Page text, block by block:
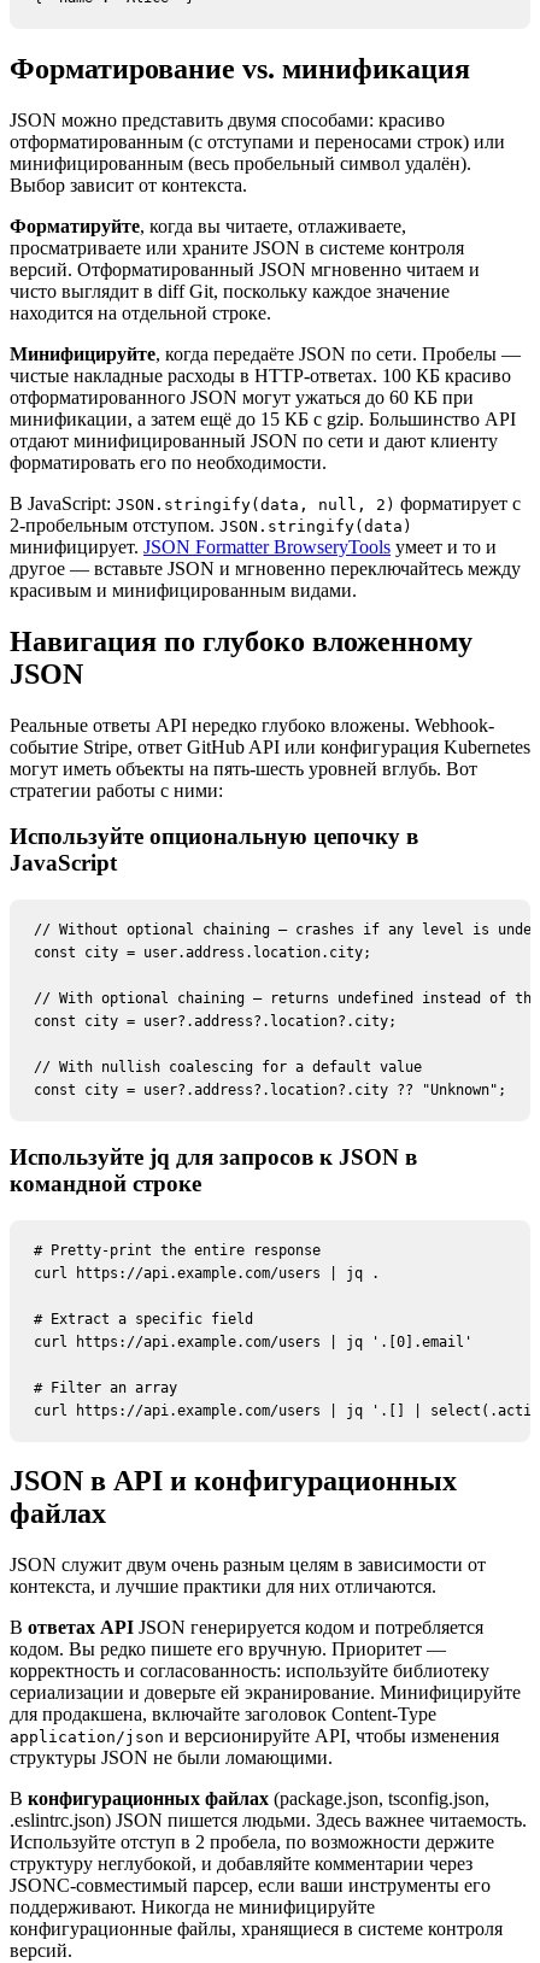
Форматирование vs. минификация
JSON можно представить двумя способами: красиво
отформатированным (с отступами и переносами строк) или
минифицированным (весь пробельный символ удалён).
Выбор зависит от контекста.
Форматируйте, когда вы читаете, отлаживаете,
просматриваете или храните JSON в системе контроля
версий. Отформатированный JSON мгновенно читаем и
чисто выглядит в diff Git, поскольку каждое значение
находится на отдельной строке.
Минифицируйте, когда передаёте JSON по сети. Пробелы —
чистые накладные расходы в HTTP-ответах. 100 КБ красиво
отформатированного JSON могут ужаться до 60 КБ при
минификации, а затем ещё до 15 КБ с gzip. Большинство API
отдают минифицированный JSON по сети и дают клиенту
форматировать его по необходимости.
В JavaScript: JSON.stringify(data, null, 2) форматирует с
2-пробельным отступом. JSON.stringify(data)
минифицирует. JSON Formatter BrowseryTools умеет и то и
другое — вставьте JSON и мгновенно переключайтесь между
красивым и минифицированным видами.
Навигация по глубоко вложенному
JSON
Реальные ответы API нередко глубоко вложены. Webhook-
событие Stripe, ответ GitHub API или конфигурация Kubernetes
могут иметь объекты на пять-шесть уровней вглубь. Вот
стратегии работы с ними:
Используйте опциональную цепочку в
JavaScript
// Without optional chaining — crashes if any level is
const city = user.address.location.city;
// With optional chaining — returns undefined instead of
const city = user?.address?.location?.city;
// With nullish coalescing for a default value
const city = user?.address?.location?.city ?? "Unknown";
Используйте jq для запросов к JSON в
командной строке
# Pretty-print the entire response
curl https://api.example.com/users | jq .
# Extract a specific field
curl https://api.example.com/users | jq '.[0].email'
# Filter an array
curl https://api.example.com/users | jq '.[] |
JSON в API и конфигурационных
файлах
JSON служит двум очень разным целям в зависимости от
контекста, и лучшие практики для них отличаются.
В ответах API JSON генерируется кодом и потребляется
кодом. Вы редко пишете его вручную. Приоритет —
корректность и согласованность: используйте библиотеку
сериализации и доверьте ей экранирование. Минифицируйте
для продакшена, включайте заголовок Content-Type
application/json и версионируйте API, чтобы изменения
структуры JSON не были ломающими.
В конфигурационных файлах (package.json, tsconfig.json,
.eslintrc.json) JSON пишется людьми. Здесь важнее читаемость.
Используйте отступ в 2 пробела, по возможности держите
структуру неглубокой, и добавляйте комментарии через
JSONC-совместимый парсер, если ваши инструменты его
поддерживают. Никогда не минифицируйте
конфигурационные файлы, хранящиеся в системе контроля
версий.